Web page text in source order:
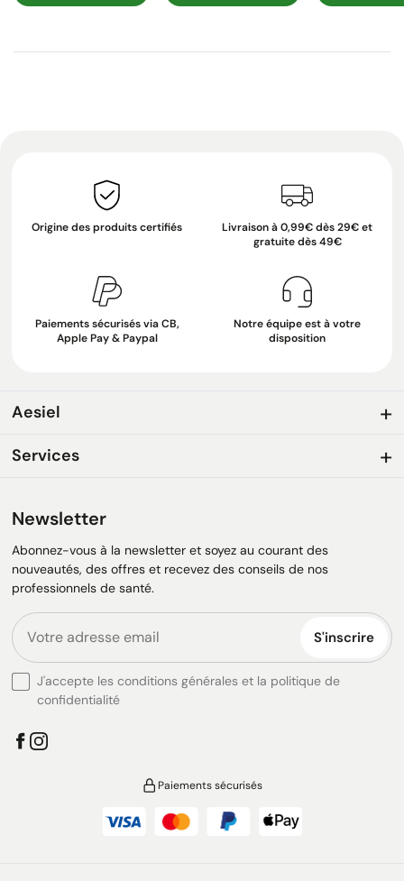
Origine des produits certifiés
Livraison à 0,99€ dès 29€ et
gratuite dès 49€
Paiements sécurisés via CB,
Apple Pay & Paypal
Notre équipe est à votre
disposition
Aesiel
Services
Newsletter
Abonnez-vous à la newsletter et soyez au courant des
nouveautés, des offres et recevez des conseils de nos
professionnels de santé.
S'inscrire
J'accepte les conditions générales et la politique de
confidentialité
Paiements sécurisés